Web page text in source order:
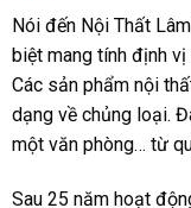
Nói đến Nội Thất
biệt mang tính định
Các sản phẩm nội
dạng về chủng loại.
một văn phòng… từ
Sau 25 năm hoạt